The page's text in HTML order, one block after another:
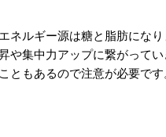
ルギー源は糖と脂肪にな
や集中力アップに繋がって
ともあるので注意が必要です